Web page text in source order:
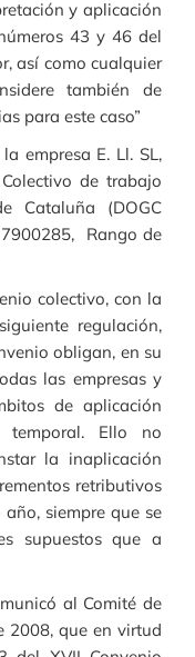
y aplicación
43 y 46 del
así como cualquier
también de
para este caso”
empresa E. Ll. SL,
de trabajo
Cataluña (DOGC
Rango de
colectivo, con la
regulación,
obligan, en su
las empresas y
de aplicación
temporal. Ello no
la inaplicación
retributivos
siempre que se
supuestos que a
al Comité de
2008, que en virtud